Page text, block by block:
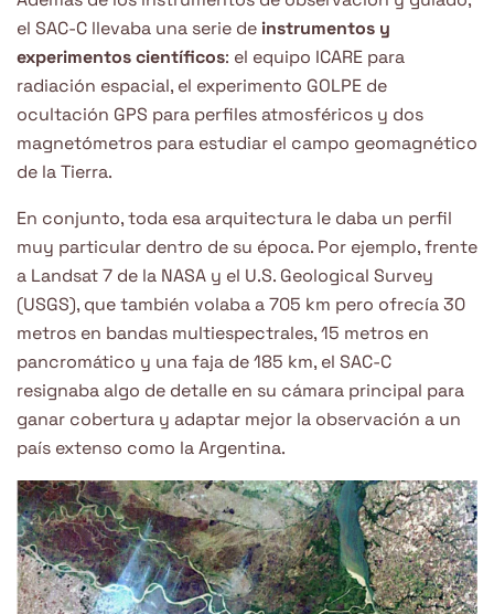
el SAC-C llevaba una serie de instrumentos y
experimentos científicos: el equipo ICARE para
radiación espacial, el experimento GOLPE de
ocultación GPS para perfiles atmosféricos y dos
magnetómetros para estudiar el campo geomagnético
de la Tierra.
En conjunto, toda esa arquitectura le daba un perfil
muy particular dentro de su época. Por ejemplo, frente
a Landsat 7 de la NASA y el U.S. Geological Survey
(USGS), que también volaba a 705 km pero ofrecía 30
metros en bandas multiespectrales, 15 metros en
pancromático y una faja de 185 km, el SAC-C
resignaba algo de detalle en su cámara principal para
ganar cobertura y adaptar mejor la observación a un
país extenso como la Argentina.